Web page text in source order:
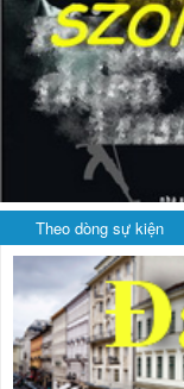
Theo dòng sự kiện